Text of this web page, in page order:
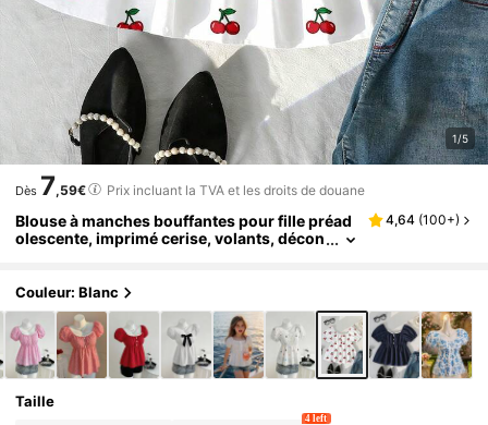
1/5
Dès 7,59€ Prix incluant la TVA et les droits de douane
Blouse à manches bouffantes pour fille préad
olescente, imprimé cerise, volants, décon
4,64 (100+)
Couleur: Blanc
Taille
4 left